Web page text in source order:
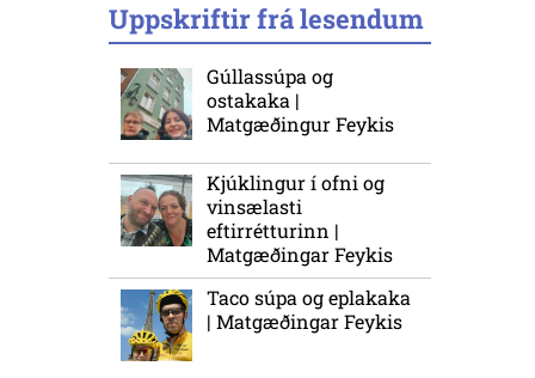
Uppskriftir frá lesendum
Gúllassúpa og
ostakaka |
Matgæðingur Feykis
Kjúklingur í ofni og
vinsælasti
eftirrétturinn |
Matgæðingar Feykis
Taco súpa og eplakaka
| Matgæðingar Feykis